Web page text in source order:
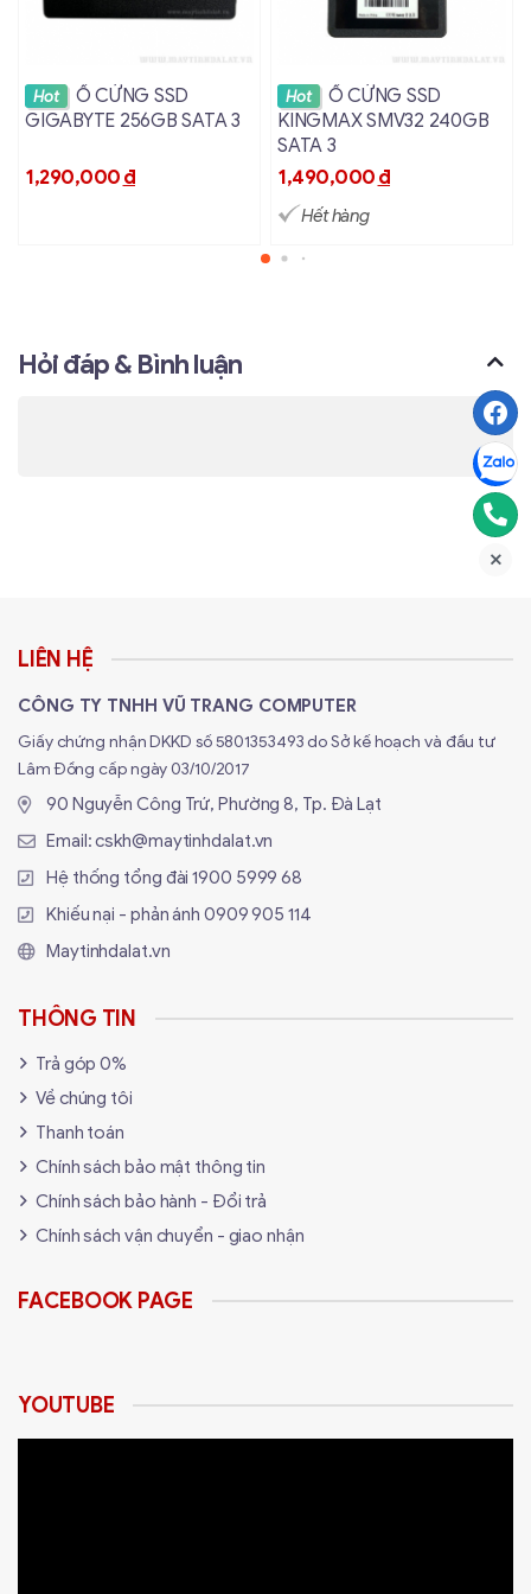
Xem chi tiết
Hot
Ổ CỨNG SSD
GIGABYTE 256GB SATA 3
1,290,000đ
Xem chi tiết
Hot
Ổ CỨNG SSD
KINGMAX SMV32 240GB
SATA 3
1,490,000đ
Hết hàng
Hỏi đáp & Bình luận
LIÊN HỆ
CÔNG TY TNHH VŨ TRANG COMPUTER
Giấy chứng nhận DKKD số 5801353493 do Sở kế hoạch và đầu tư
Lâm Đồng cấp ngày 03/10/2017
90 Nguyễn Công Trứ, Phường 8, Tp. Đà Lạt
Email:cskh@maytinhdalat.vn
Hệ thống tổng đài1900 5999 68
Khiếu nại - phản ánh 0909 905 114
Maytinhdalat.vn
THÔNG TIN
Trả góp 0%
Về chúng tôi
Thanh toán
Chính sách bảo mật thông tin
Chính sách bảo hành - Đổi trả
Chính sách vận chuyển - giao nhận
FACEBOOK PAGE
YOUTUBE